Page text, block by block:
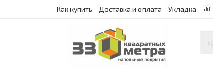
Как купить Доставка и оплата Укладка